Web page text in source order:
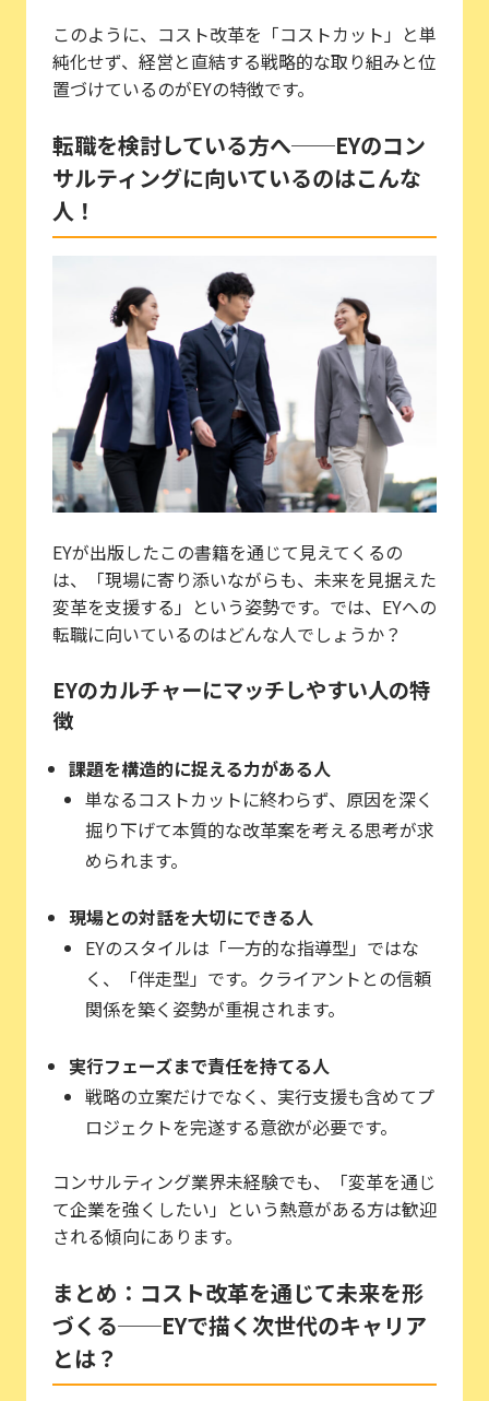
このように、コスト改革を「コストカット」と単
純化せず、経営と直結する戦略的な取り組みと位
置づけているのがEYの特徴です。
転職を検討している方へ──EYのコン
サルティングに向いているのはこんな
人！
EYが出版したこの書籍を通じて見えてくるの
は、「現場に寄り添いながらも、未来を見据えた
変革を支援する」という姿勢です。では、EYへの
転職に向いているのはどんな人でしょうか？
EYのカルチャーにマッチしやすい人の特
徴
課題を構造的に捉える力がある人
単なるコストカットに終わらず、原因を深く
掘り下げて本質的な改革案を考える思考が求
められます。
現場との対話を大切にできる人
EYのスタイルは「一方的な指導型」ではな
く、「伴走型」です。クライアントとの信頼
関係を築く姿勢が重視されます。
実行フェーズまで責任を持てる人
戦略の立案だけでなく、実行支援も含めてプ
ロジェクトを完遂する意欲が必要です。
コンサルティング業界未経験でも、「変革を通じ
て企業を強くしたい」という熱意がある方は歓迎
される傾向にあります。
まとめ：コスト改革を通じて未来を形
づくる──EYで描く次世代のキャリア
とは？